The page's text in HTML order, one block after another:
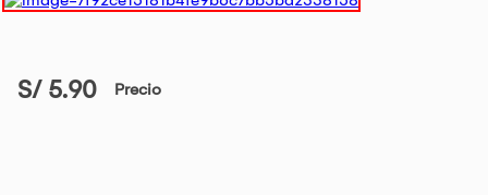
S/ 5.90 Precio